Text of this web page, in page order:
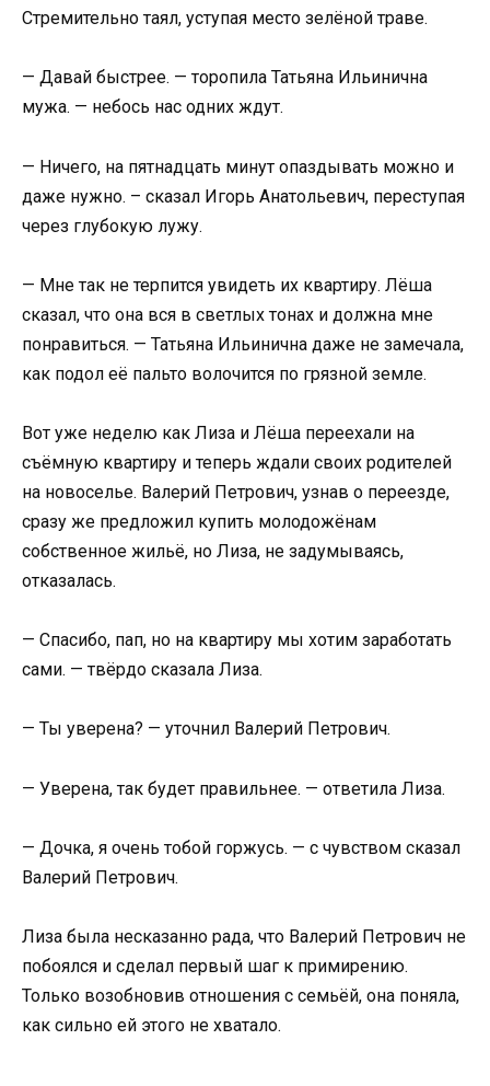
Стремительно таял, уступая место зелёной траве.
— Давай быстрее. — торопила Татьяна Ильинична
мужа. — небось нас одних ждут.
— Ничего, на пятнадцать минут опаздывать можно и
даже нужно. – сказал Игорь Анатольевич, переступая
через глубокую лужу.
— Мне так не терпится увидеть их квартиру. Лёша
сказал, что она вся в светлых тонах и должна мне
понравиться. — Татьяна Ильинична даже не замечала,
как подол её пальто волочится по грязной земле.
Вот уже неделю как Лиза и Лёша переехали на
съёмную квартиру и теперь ждали своих родителей
на новоселье. Валерий Петрович, узнав о переезде,
сразу же предложил купить молодожёнам
собственное жильё, но Лиза, не задумываясь,
отказалась.
— Спасибо, пап, но на квартиру мы хотим заработать
сами. — твёрдо сказала Лиза.
— Ты уверена? — уточнил Валерий Петрович.
— Уверена, так будет правильнее. — ответила Лиза.
— Дочка, я очень тобой горжусь. — с чувством сказал
Валерий Петрович.
Лиза была несказанно рада, что Валерий Петрович не
побоялся и сделал первый шаг к примирению.
Только возобновив отношения с семьёй, она поняла,
как сильно ей этого не хватало.